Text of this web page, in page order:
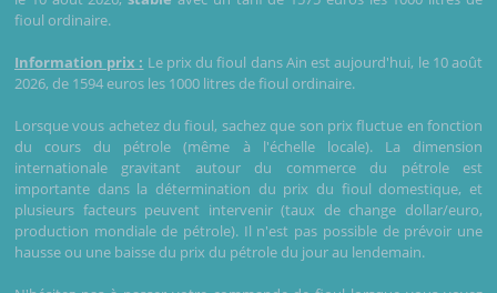
fioul ordinaire.
Information prix : Le prix du fioul dans Ain est aujourd'hui, le 10 août
2026, de 1594 euros les 1000 litres de fioul ordinaire.
Lorsque vous achetez du fioul, sachez que son prix fluctue en fonction
du cours du pétrole (même à l'échelle locale). La dimension
internationale gravitant autour du commerce du pétrole est
importante dans la détermination du prix du fioul domestique, et
plusieurs facteurs peuvent intervenir (taux de change dollar/euro,
production mondiale de pétrole). Il n'est pas possible de prévoir une
hausse ou une baisse du prix du pétrole du jour au lendemain.